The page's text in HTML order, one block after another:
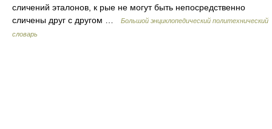
сличений эталонов, к рые не могут быть непосредственно
сличены друг с другом …
Большой энциклопедический политехнический
словарь